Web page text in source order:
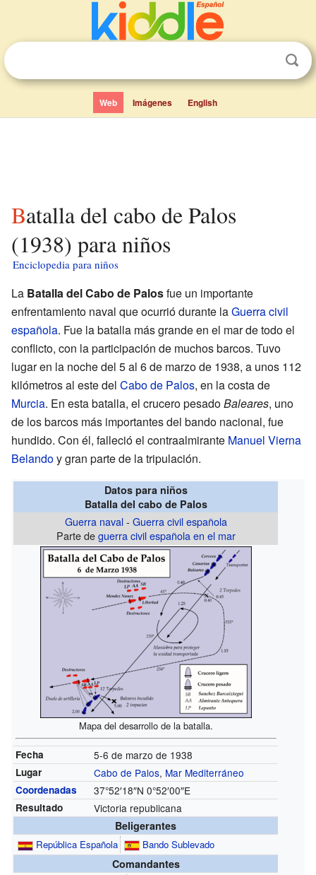
Web Imágenes English
Batalla del cabo de Palos
(1938) para niños
Enciclopedia para niños
La Batalla del Cabo de Palosfue un importante
enfrentamiento naval que ocurrió durante laGuerra civil
española. Fue la batalla más grande en el mar de todo el
conflicto, con la participación de muchos barcos. Tuvo
lugar en la noche del 5 al 6 de marzo de 1938, a unos 112
kilómetros al este del Cabo de Palos, en la costa de
Murcia. En esta batalla, el crucero pesadoBaleares, uno
de los barcos más importantes del bando nacional, fue
hundido. Con él, falleció el contraalmirante Manuel Vierna
Belandoy gran parte de la tripulación.
Datos para niños
Batalla del cabo de Palos
Guerra naval- Guerra civil española
Parte deguerra civil española en el mar
Mapa del desarrollo de la batalla.
Fecha 5-6 de marzo de 1938
Lugar Cabo de Palos, Mar Mediterráneo
Coordenadas 37°52′18″N 0°52′00″E
Resultado
Victoria republicana
Beligerantes
República Española Bando Sublevado
Comandantes